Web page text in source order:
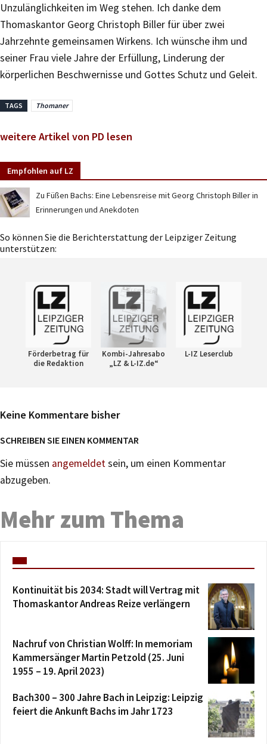
Unzulänglichkeiten im Weg stehen. Ich danke dem
Thomaskantor Georg Christoph Biller für über zwei
Jahrzehnte gemeinsamen Wirkens. Ich wünsche ihm und
seiner Frau viele Jahre der Erfüllung, Linderung der
körperlichen Beschwernisse und Gottes Schutz und Geleit.
TAGS Thomaner
weitere Artikel von PD lesen
Empfohlen auf LZ
Zu Füßen Bachs: Eine Lebensreise mit Georg Christoph Biller in
Erinnerungen und Anekdoten
So können Sie die Berichterstattung der Leipziger Zeitung
unterstützen:
Förderbetrag für
die Redaktion
Kombi-Jahresabo
„LZ & L-IZ.de“
L-IZ Leserclub
Keine Kommentare bisher
SCHREIBEN SIE EINEN KOMMENTAR
Sie müssen angemeldetsein, um einen Kommentar
abzugeben.
Mehr zum Thema
Kontinuität bis 2034: Stadt will Vertrag mit
Thomaskantor Andreas Reize verlängern
Nachruf von Christian Wolff: In memoriam
Kammersänger Martin Petzold (25. Juni
1955 – 19. April 2023)
Bach300 – 300 Jahre Bach in Leipzig: Leipzig
feiert die Ankunft Bachs im Jahr 1723